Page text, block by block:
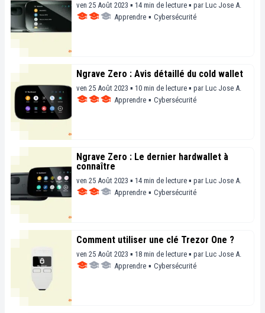
ven 25 Août 2023 ▪ 14 min de lecture ▪ par Luc Jose A.
Apprendre ▪ Cybersécurité
Ngrave Zero : Avis détaillé du cold wallet
ven 25 Août 2023 ▪ 10 min de lecture ▪ par Luc Jose A.
Apprendre ▪ Cybersécurité
Ngrave Zero : Le dernier hardwallet à
connaître
ven 25 Août 2023 ▪ 14 min de lecture ▪ par Luc Jose A.
Apprendre ▪ Cybersécurité
Comment utiliser une clé Trezor One ?
ven 25 Août 2023 ▪ 18 min de lecture ▪ par Luc Jose A.
Apprendre ▪ Cybersécurité